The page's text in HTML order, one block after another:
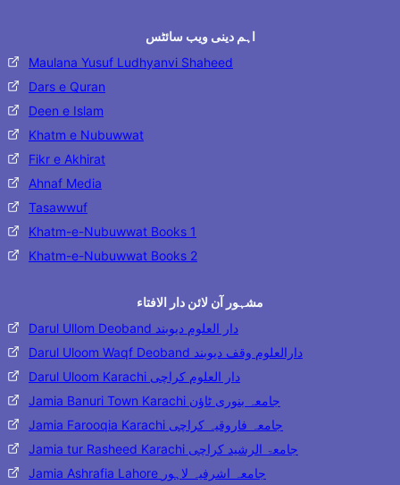
اہم دینی ویب سائٹس
Maulana Yusuf Ludhyanvi Shaheed
Dars e Quran
Deen e Islam
Khatm e Nubuwwat
Fikr e Akhirat
Ahnaf Media
Tasawwuf
Khatm-e-Nubuwwat Books 1
Khatm-e-Nubuwwat Books 2
مشہور آن لائن دار الافتاء
Darul Ullom Deoband دار العلوم دیوبند
Darul Uloom Waqf Deoband دارالعلوم وقف دیوبند
Darul Uloom Karachi دار العلوم کراچی
Jamia Banuri Town Karachi جامعہ بنوری ٹاؤن
Jamia Farooqia Karachi جامعہ فاروقیہ کراچی
Jamia tur Rasheed Karachi جامعۃ الرشید کراچی
Jamia Ashrafia Lahore جامعہ اشرفیہ لاہور